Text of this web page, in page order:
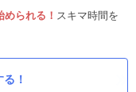
られる！ スキマ時間を
！